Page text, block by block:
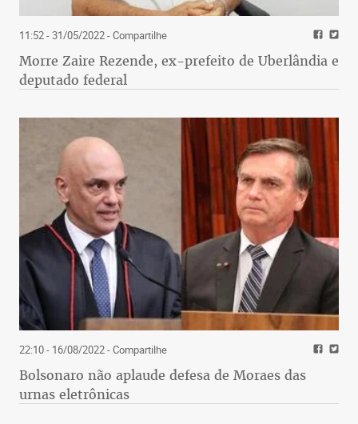
11:52 - 31/05/2022- Compartilhe
Morre Zaire Rezende, ex-prefeito de Uberlândia e
deputado federal
22:10 - 16/08/2022- Compartilhe
Bolsonaro não aplaude defesa de Moraes das
urnas eletrônicas